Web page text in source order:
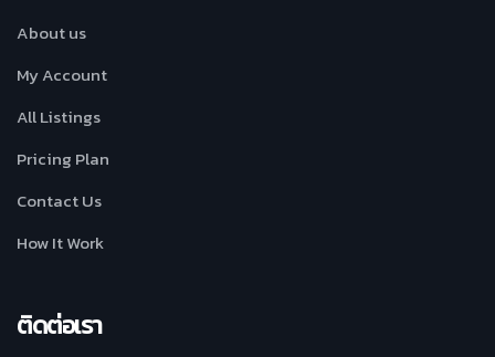
About us
My Account
All Listings
Pricing Plan
Contact Us
How It Work
ติดต่อเรา